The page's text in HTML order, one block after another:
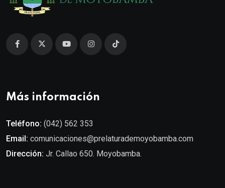
Más información
Teléfono: (042) 562 353
Email: comunicaciones@prelaturademoyobamba.com
Dirección: Jr. Callao 650. Moyobamba.